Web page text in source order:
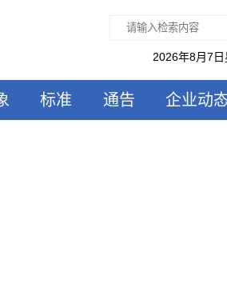
2026年8月7日
标准 通告 企业动